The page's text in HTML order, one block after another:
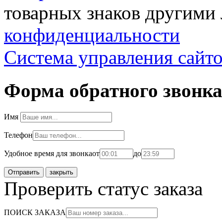
товарных знаков
конфиденциальности
Система управления
Форма обратного звонка
Имя
Телефон
Удобное время для звонкаот до
закрыть
Проверить статус заказа
ПОИСК ЗАКАЗА